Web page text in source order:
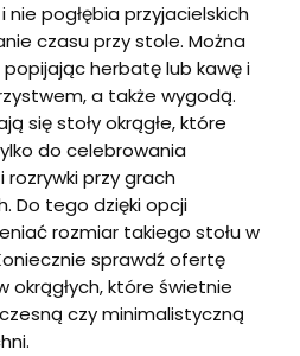
pogłębia przyjacielskich
czasu przy stole. Można
popijając herbatę lub kawę i
a także wygodą.
się stoły okrągłe, które
do celebrowania
rozrywki przy grach
Do tego dzięki opcji
rozmiar takiego stołu w
sprawdź ofertę
okrągłych, które świetnie
czy minimalistyczną